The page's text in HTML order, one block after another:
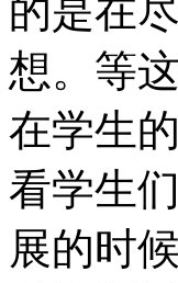
的是在
想。等
在学生
看学生
展的时